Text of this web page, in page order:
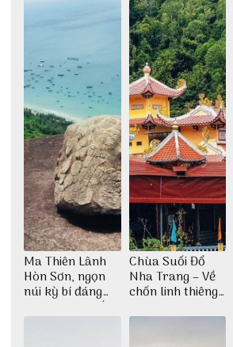
Ma Thiên Lãnh
Hòn Sơn, ngọn
núi kỳ bí đáng
khám phá nhất
Chùa Suối Đổ
Nha Trang – Về
chốn linh thiêng
thiền định